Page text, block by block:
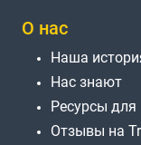
О нас
Наша
Нас знают
Ресурсы для
Отзывы на